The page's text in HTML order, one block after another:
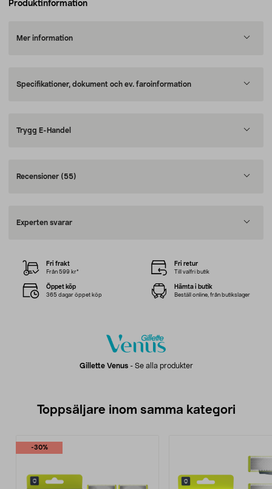
Produktinformation
Mer information
Specifikationer, dokument och ev. faroinformation
Trygg E-Handel
Recensioner (55)
Experten svarar
Gillette Venus- Se alla produkter
Fri frakt
Från 599 kr*
Fri retur
Till valfri butik
Öppet köp
365 dagar öppet köp
Hämta i butik
Beställ online, från butikslager
Toppsäljare inom samma kategori
-30%